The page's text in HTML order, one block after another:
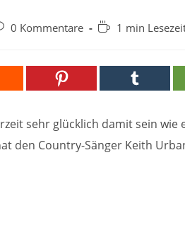
0 Kommentare Lesedauer:
1 min
sehr glücklich damit sein wie
den Country-Sänger Keith